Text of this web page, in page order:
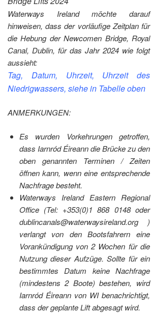
Waterways Ireland möchte darauf
hinweisen, dass der vorläufige Zeitplan für
die Hebung der Newcomen Bridge, Royal
Canal, Dublin, für das Jahr 2024 wie folgt
aussieht:
Tag, Datum, Uhrzeit, Uhrzeit des
Niedrigwassers, siehe in Tabelle oben
ANMERKUNGEN:
Es wurden Vorkehrungen getroffen,
dass Iarnród Éireann die Brücke zu den
oben genannten Terminen / Zeiten
öffnen kann, wenn eine entsprechende
Nachfrage besteht.
Waterways Ireland Eastern Regional
Office (Tel: +353(0)1 868 0148 oder
dublincanals@waterwaysireland.org )
verlangt von den Bootsfahrern eine
Vorankündigung von 2 Wochen für die
Nutzung dieser Aufzüge. Sollte für ein
bestimmtes Datum keine Nachfrage
(mindestens 2 Boote) bestehen, wird
Iarnród Éireann von WI benachrichtigt,
dass der geplante Lift abgesagt wird.